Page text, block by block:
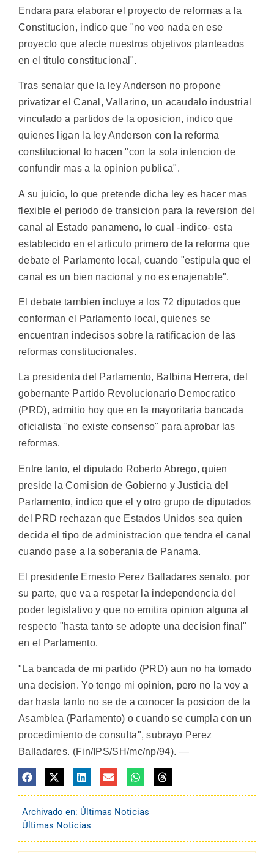
Endara para elaborar el proyecto de reformas a la
Constitucion, indico que "no veo nada en ese
proyecto que afecte nuestros objetivos planteados
en el titulo constitucional".
Tras senalar que la ley Anderson no propone
privatizar el Canal, Vallarino, un acaudalo industrial
vinculado a partidos de la oposicion, indico que
quienes ligan la ley Anderson con la reforma
constitucional lo hacen "con la sola intencion de
confundir mas a la opinion publica".
A su juicio, lo que pretende dicha ley es hacer mas
flexible el periodo de transicion para la reversion del
canal al Estado panameno, lo cual -indico- esta
establecido en el articulo primero de la reforma que
debate el Parlamento local, cuando "estipula que el
canal es un bien nacional y no es enajenable".
El debate tambien incluye a los 72 diputados que
conforman el Parlamento local, quienes se
encuentran indecisos sobre la ratificacion de las
reformas constitucionales.
La presidenta del Parlamento, Balbina Herrera, del
gobernante Partido Revolucionario Democratico
(PRD), admitio hoy que en la mayoritaria bancada
oficialista "no existe consenso" para aprobar las
reformas.
Entre tanto, el diputado Roberto Abrego, quien
preside la Comision de Gobierno y Justicia del
Parlamento, indico que el y otro grupo de diputados
del PRD rechazan que Estados Unidos sea quien
decida el tipo de administracion que tendra el canal
cuando pase a la soberania de Panama.
El presidente Ernesto Perez Balladares senalo, por
su parte, que va a respetar la independencia del
poder legislativo y que no emitira opinion alguna al
respecto "hasta tanto se adopte una decision final"
en el Parlamento.
"La bancada de mi partido (PRD) aun no ha tomado
una decision. Yo tengo mi opinion, pero no la voy a
dar hasta tanto no se de a conocer la posicion de la
Asamblea (Parlamento) o cuando se cumpla con un
procedimiento de consulta", subrayo Perez
Balladares. (Fin/IPS/SH/mc/np/94). —
Archivado en: Últimas Noticias
Últimas Noticias